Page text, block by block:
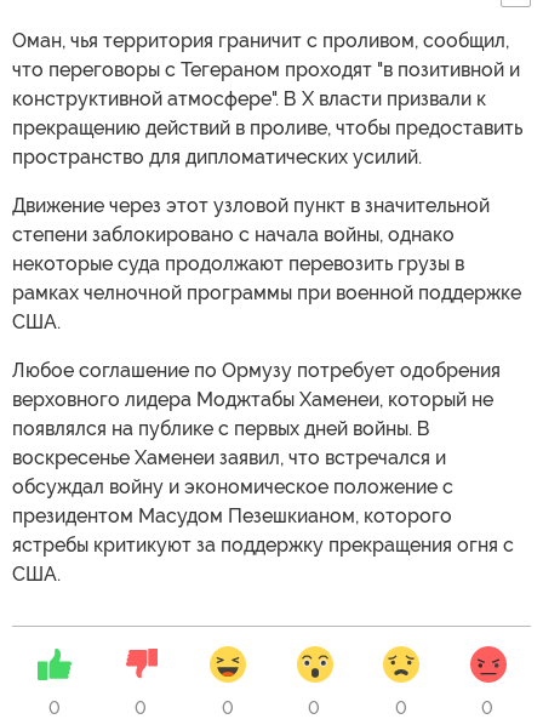
Оман, чья территория граничит с проливом, сообщил,
что переговоры с Тегераном проходят "в позитивной и
конструктивной атмосфере". В X власти призвали к
прекращению действий в проливе, чтобы предоставить
пространство для дипломатических усилий.
Движение через этот узловой пункт в значительной
степени заблокировано с начала войны, однако
некоторые суда продолжают перевозить грузы в
рамках челночной программы при военной поддержке
США.
Любое соглашение по Ормузу потребует одобрения
верховного лидера Моджтабы Хаменеи, который не
появлялся на публике с первых дней войны. В
воскресенье Хаменеи заявил, что встречался и
обсуждал войну и экономическое положение с
президентом Масудом Пезешкианом, которого
ястребы критикуют за поддержку прекращения огня с
США.
0 0 0 0 0 0